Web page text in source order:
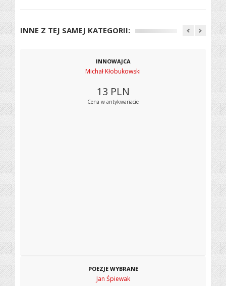
INNE Z TEJ SAMEJ KATEGORII:
INNOWAJCA
Michał Kłobukowski
13 PLN
Cena w antykwariacie
POEZJE WYBRANE
Jan Śpiewak